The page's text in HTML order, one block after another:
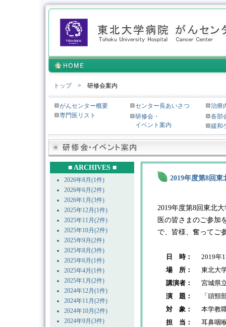
トップ> 研修会案内
がんセンター概要 センター長あいさつ
治療
専門医リスト
研修会・
イベント案内
各部
緩和
■ ARCHIVES ■
2026年8月(1件)
2026年6月(2件)
2026年1月(3件)
2025年12月(1件)
2025年11月(2件)
2025年10月(2件)
2025年9月(2件)
2025年8月(3件)
2025年6月(1件)
2025年4月(1件)
2025年1月(2件)
2024年12月(1件)
2024年11月(2件)
2024年10月(2件)
2024年9月(3件)
2019年度第8回
2019年度第8回東北
医の皆さまのご参加
で、皆様、奮ってご
日 時：
2019年
場 所：
東北大
講演者：
宮城県
演 題：
「頭頸
対 象：
本学教
担 当：
耳鼻咽